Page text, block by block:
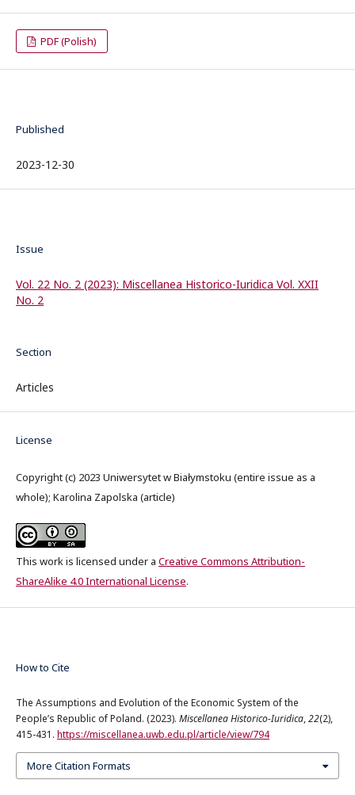
PDF (Polish)
Published
2023-12-30
Issue
Vol. 22 No. 2 (2023): Miscellanea Historico-Iuridica Vol. XXII
No. 2
Section
Articles
License
Copyright (c) 2023 Uniwersytet w Białymstoku (entire issue as a
whole); Karolina Zapolska (article)
This work is licensed under a Creative Commons Attribution-
ShareAlike 4.0 International License.
How to Cite
The Assumptions and Evolution of the Economic System of the
People’s Republic of Poland. (2023). Miscellanea Historico-Iuridica,22(2),
415-431. https://miscellanea.uwb.edu.pl/article/view/794
More Citation Formats